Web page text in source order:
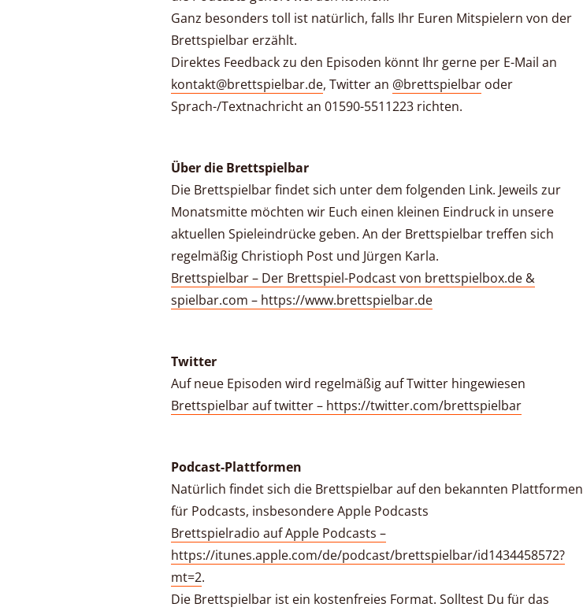
Ganz besonders toll ist natürlich, falls Ihr Euren Mitspielern von der
Brettspielbar erzählt.
Direktes Feedback zu den Episoden könnt Ihr gerne per E-Mail an
kontakt@brettspielbar.de, Twitter an @brettspielbar oder
Sprach-/Textnachricht an 01590-5511223 richten.
Über die Brettspielbar
Die Brettspielbar findet sich unter dem folgenden Link. Jeweils zur
Monatsmitte möchten wir Euch einen kleinen Eindruck in unsere
aktuellen Spieleindrücke geben. An der Brettspielbar treffen sich
regelmäßig Christioph Post und Jürgen Karla.
Brettspielbar – Der Brettspiel-Podcast von brettspielbox.de &
spielbar.com – https://www.brettspielbar.de
Twitter
Auf neue Episoden wird regelmäßig auf Twitter hingewiesen
Brettspielbar auf twitter – https://twitter.com/brettspielbar
Podcast-Plattformen
Natürlich findet sich die Brettspielbar auf den bekannten Plattformen
für Podcasts, insbesondere Apple Podcasts
Brettspielradio auf Apple Podcasts –
https://itunes.apple.com/de/podcast/brettspielbar/id1434458572?
mt=2.
Die Brettspielbar ist ein kostenfreies Format. Solltest Du für das